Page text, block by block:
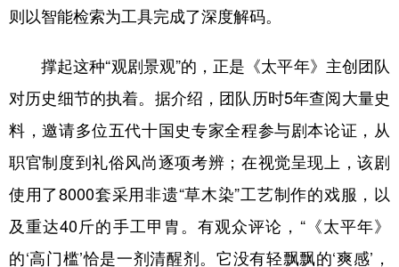
Deutsch Português
则以智能检索为工具完成了深度解码。
撑起这种“观剧景观”的，正是《太平年》主创团队
对历史细节的执着。据介绍，团队历时5年查阅大量史
料，邀请多位五代十国史专家全程参与剧本论证，从
职官制度到礼俗风尚逐项考辨；在视觉呈现上，该剧
使用了8000套采用非遗“草木染”工艺制作的戏服，以
及重达40斤的手工甲胄。有观众评论，“《太平年》
的‘高门槛’恰是一剂清醒剂。它没有轻飘飘的‘爽感’，